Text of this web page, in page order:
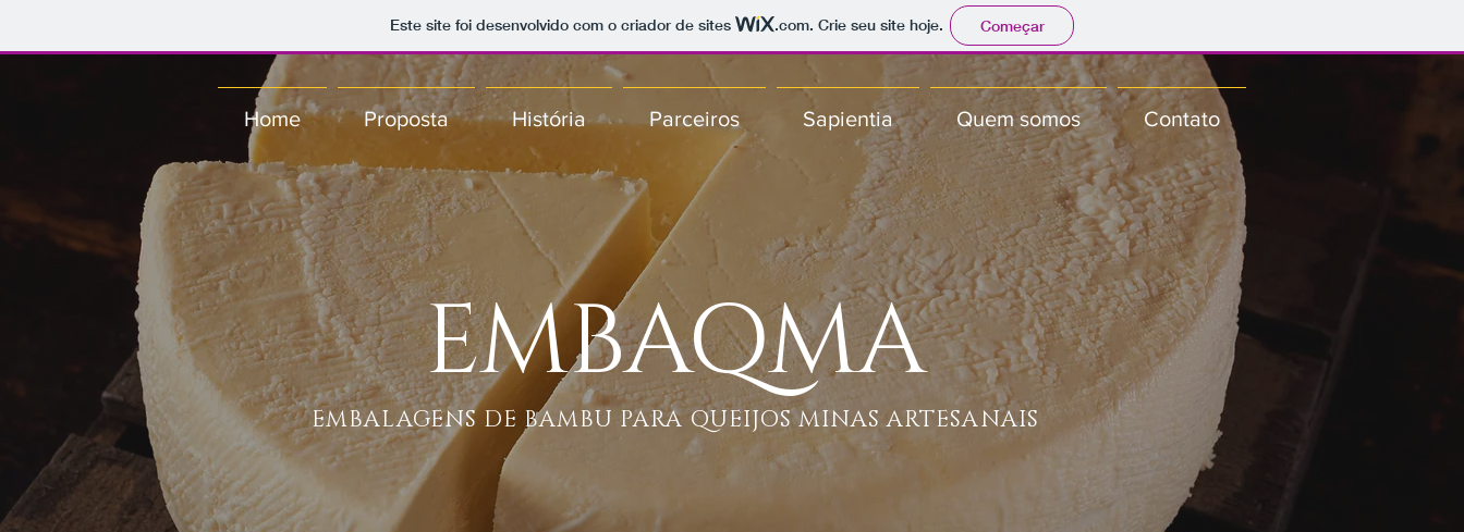
Este site foi desenvolvido com o criador de sites .com. Crie seu site hoje. Começar
Home Proposta História Parceiros Sapientia Quem somos Contato
EMBAQMA
EMBALAGENS DE BAMBU PARA QUEIJOS MINAS ARTESANAIS